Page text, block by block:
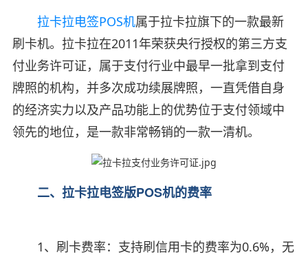
拉卡拉电签POS机属于拉卡拉旗下的一款最新
刷卡机。拉卡拉在2011年荣获央行授权的第三方支
付业务许可证，属于支付行业中最早一批拿到支付
牌照的机构，并多次成功续展牌照，一直凭借自身
的经济实力以及产品功能上的优势位于支付领域中
领先的地位，是一款非常畅销的一款一清机。
二、拉卡拉电签版POS机的费率
1、刷卡费率：支持刷信用卡的费率为0.6%，无